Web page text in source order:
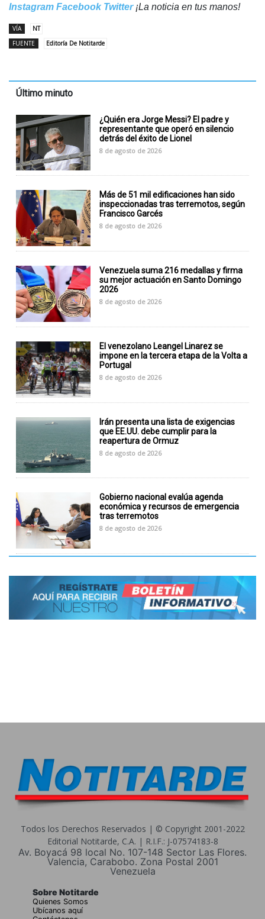
Instagram Facebook Twitter¡La noticia en tus manos!
VÍA
NT
FUENTE
Editoría De Notitarde
Último minuto
¿Quién era Jorge Messi? El padre y
representante que operó en silencio
detrás del éxito de Lionel
8 de agosto de 2026
Más de 51 mil edificaciones han sido
inspeccionadas tras terremotos, según
Francisco Garcés
8 de agosto de 2026
Venezuela suma 216 medallas y firma
su mejor actuación en Santo Domingo
2026
8 de agosto de 2026
El venezolano Leangel Linarez se
impone en la tercera etapa de la Volta a
Portugal
8 de agosto de 2026
Irán presenta una lista de exigencias
que EE.UU. debe cumplir para la
reapertura de Ormuz
8 de agosto de 2026
Gobierno nacional evalúa agenda
económica y recursos de emergencia
tras terremotos
8 de agosto de 2026
Todos los Derechos Reservados | © Copyright 2001-2022
Editorial Notitarde, C.A. | R.I.F.: J-07574183-8
Av. Boyacá 98 local No. 107-148 Sector Las Flores.
Valencia, Carabobo. Zona Postal 2001
Venezuela
Sobre Notitarde
Quienes Somos
Ubícanos aquí